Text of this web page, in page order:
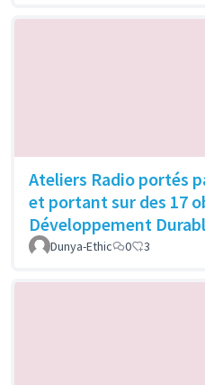
Ateliers Radio portés
et portant sur des 17
Développement
Dunya-Ethic 0 3